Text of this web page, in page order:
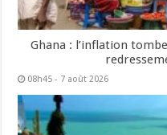
Ghana : l’inflation
08h45 - 7 août 2026